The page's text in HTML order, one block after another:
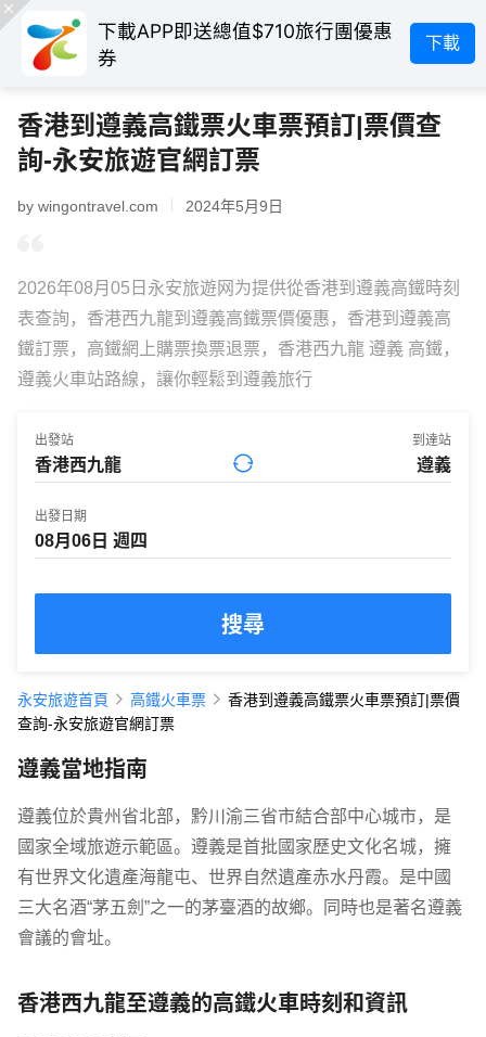
下載APP即送總值$710旅行團優惠
券
下載
香港到遵義高鐵票火車票預訂|票價查
詢-永安旅遊官網訂票
by wingontravel.com 2024年5月9日
2026年08月05日永安旅遊网为提供從香港到遵義高鐵時刻
表查詢，香港西九龍到遵義高鐵票價優惠，香港到遵義高
鐵訂票，高鐵網上購票換票退票，香港西九龍 遵義 高鐵，
遵義火車站路線，讓你輕鬆到遵義旅行
出發站 到達站
出發日期
搜尋
永安旅遊首頁 高鐵火車票
香港到遵義高鐵票火車票預訂|票價
查詢-永安旅遊官網訂票
遵義當地指南
遵義位於貴州省北部，黔川渝三省市結合部中心城市，是
國家全域旅遊示範區。遵義是首批國家歷史文化名城，擁
有世界文化遺產海龍屯、世界自然遺產赤水丹霞。是中國
三大名酒“茅五劍”之一的茅臺酒的故鄉。同時也是著名遵義
會議的會址。
香港西九龍至遵義的高鐵火車時刻和資訊